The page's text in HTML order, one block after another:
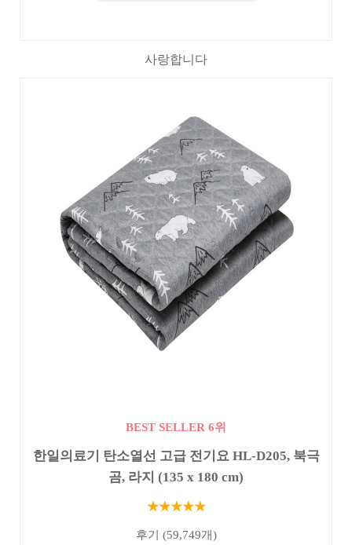
사랑합니다
BEST SELLER 6위
한일의료기 탄소열선 고급 전기요 HL-D205, 북극
곰, 라지 (135 x 180 cm)
★★★★★
후기 (59,749개)